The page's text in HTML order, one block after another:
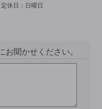
定休日： 日曜日
お聞かせください。